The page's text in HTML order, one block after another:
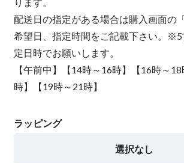
配送日の指定がある場合は購入画面の
希望日、指定時間をご記載下さい。※5
定日時でお願いします。
【午前中】【14時～16時】【16時～
時】【19時～21時】
ラッピング
選択なし